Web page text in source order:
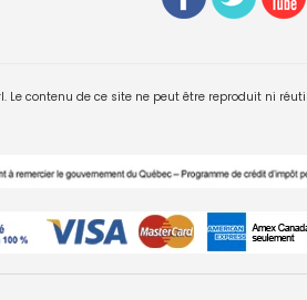
Le contenu de ce site ne peut être reproduit ni